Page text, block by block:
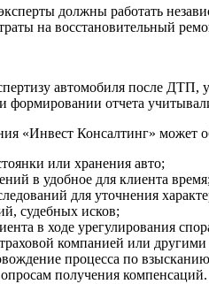
должны работать
на восстановительный
автомобиля после
формировании отчета
«Инвест Консалтинг» может
или хранения авто;
в удобное для клиента
для уточнения
судебных исков;
в ходе урегулирования
компанией или
процесса по
получения компенсаций.